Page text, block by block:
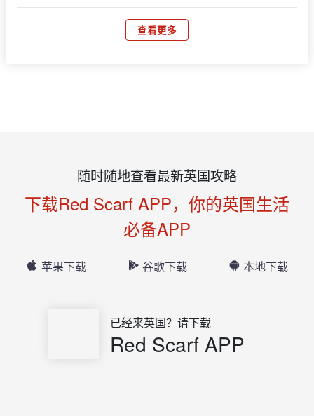
查看更多
随时随地查看最新英国攻略
下载Red Scarf APP，你的英国生活
必备APP
苹果下载 谷歌下载 本地下载
已经来英国？请下载
Red Scarf APP